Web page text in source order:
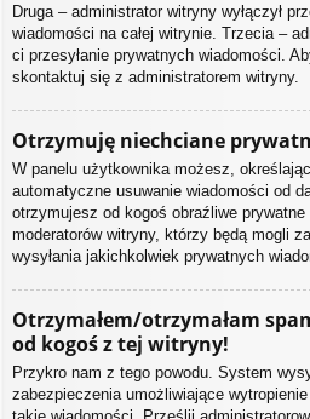
Druga – administrator witryny wyłączył
wiadomości na całej witrynie. Trzecia –
ci przesyłanie prywatnych wiadomości.
skontaktuj się z administratorem witryny.
Otrzymuję niechciane
W panelu użytkownika możesz,
automatyczne usuwanie wiadomości od
otrzymujesz od kogoś obraźliwe
moderatorów witryny, którzy będą mogli
wysyłania jakichkolwiek prywatnych
Otrzymałem/otrzymałam
od kogoś z tej witryny!
Przykro nam z tego powodu. System
zabezpieczenia umożliwiające